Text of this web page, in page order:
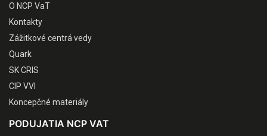
O NCP VaT
Kontakty
Zážitkové centrá vedy
Quark
SK CRIS
CIP VVI
Koncepčné materiály
PODUJATIA NCP VAT